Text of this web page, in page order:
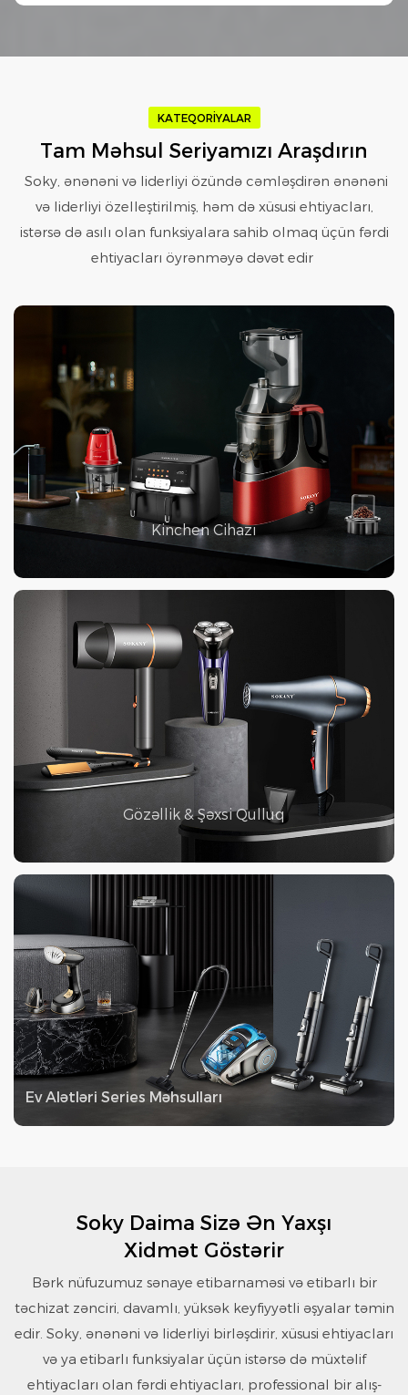
KATEQORIYALAR
Tam Məhsul Seriyamızı Araşdırın
Soky, ənənəni və liderliyi özündə cəmləşdirən ənənəni
və liderliyi özelleştirilmiş, həm də xüsusi ehtiyacları,
istərsə də asılı olan funksiyalara sahib olmaq üçün fərdi
ehtiyacları öyrənməyə dəvət edir
Kinchen Cihazı
Gözəllik & Şəxsi Qulluq
Ev Alətləri Series Məhsulları
Soky Daima Sizə Ən Yaxşı
Xidmət Göstərir
Bərk nüfuzumuz sənaye etibarnaməsi və etibarlı bir
təchizat zənciri, davamlı, yüksək keyfiyyətli əşyalar təmin
edir. Soky, ənənəni və liderliyi birləşdirir, xüsusi ehtiyacları
və ya etibarlı funksiyalar üçün istərsə də müxtəlif
ehtiyacları olan fərdi ehtiyacları, professional bir alış-